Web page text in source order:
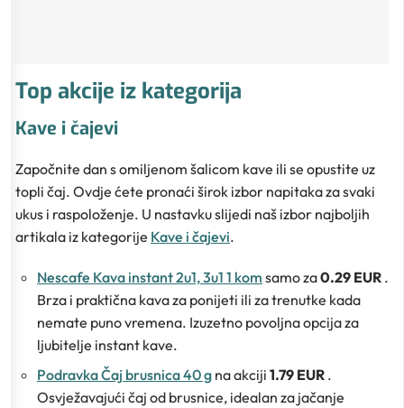
Top akcije iz kategorija
Kave i čajevi
Započnite dan s omiljenom šalicom kave ili se opustite uz
topli čaj. Ovdje ćete pronaći širok izbor napitaka za svaki
ukus i raspoloženje. U nastavku slijedi naš izbor najboljih
artikala iz kategorije Kave i čajevi.
Nescafe Kava instant 2u1, 3u1 1 kom samo za0.29 EUR .
Brza i praktična kava za ponijeti ili za trenutke kada
nemate puno vremena. Izuzetno povoljna opcija za
ljubitelje instant kave.
Podravka Čaj brusnica 40 g na akciji 1.79 EUR .
Osvježavajući čaj od brusnice, idealan za jačanje